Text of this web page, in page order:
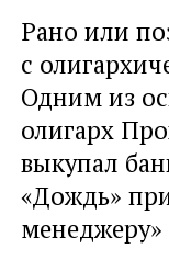
Рано или
с
Одним из
олигарх
выкупал
«Дождь»